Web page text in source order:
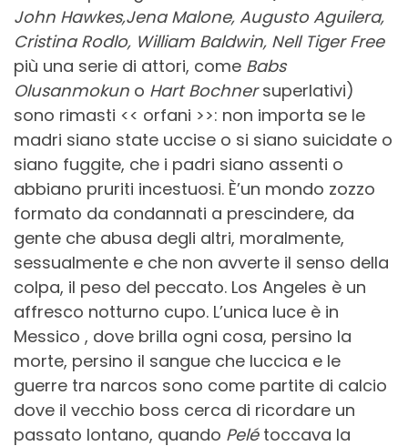
John Hawkes,Jena Malone, Augusto Aguilera,
Cristina Rodlo, William Baldwin, Nell Tiger Free
più una serie di attori, come Babs
Olusanmokun o Hart Bochnersuperlativi)
sono rimasti << orfani >>: non importa se le
madri siano state uccise o si siano suicidate o
siano fuggite, che i padri siano assenti o
abbiano pruriti incestuosi. È’un mondo zozzo
formato da condannati a prescindere, da
gente che abusa degli altri, moralmente,
sessualmente e che non avverte il senso della
colpa, il peso del peccato. Los Angeles è un
affresco notturno cupo. L’unica luce è in
Messico , dove brilla ogni cosa, persino la
morte, persino il sangue che luccica e le
guerre tra narcos sono come partite di calcio
dove il vecchio boss cerca di ricordare un
passato lontano, quando Pelétoccava la